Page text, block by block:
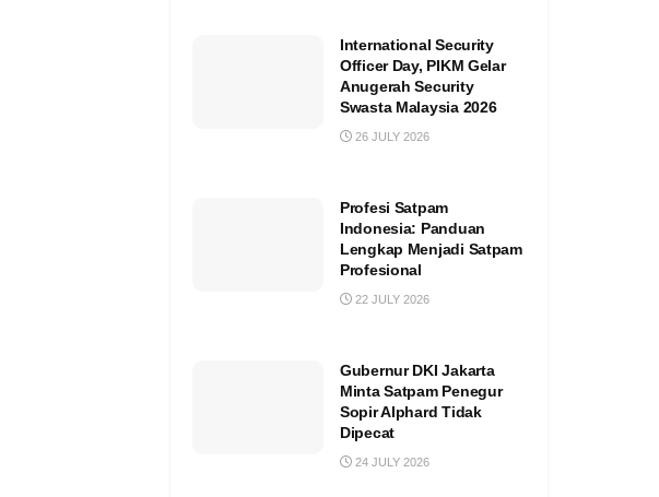
International Security
Officer Day, PIKM Gelar
Anugerah Security
Swasta Malaysia 2026
26 JULY 2026
Profesi Satpam
Indonesia: Panduan
Lengkap Menjadi Satpam
Profesional
22 JULY 2026
Gubernur DKI Jakarta
Minta Satpam Penegur
Sopir Alphard Tidak
Dipecat
24 JULY 2026